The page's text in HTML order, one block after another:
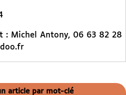
: Michel Antony, 06 63 82 28
article par mot-clé